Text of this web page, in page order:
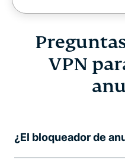
VPN
¿El bloqueador de